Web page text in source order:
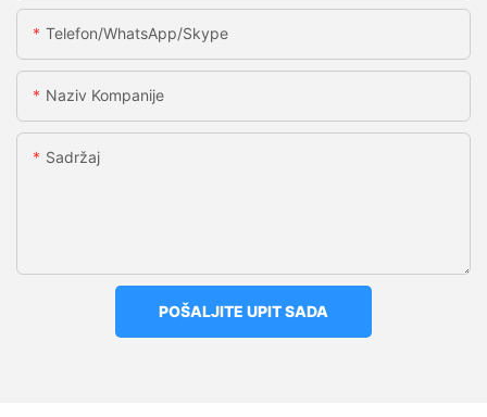
Telefon/WhatsApp/Skype
Naziv Kompanije
Sadržaj
POŠALJITE UPIT SADA